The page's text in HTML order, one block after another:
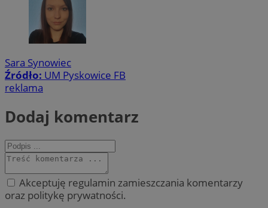
Sara Synowiec
Źródło: UM Pyskowice FB
reklama
Dodaj komentarz
Akceptuję regulamin zamieszczania komentarzy
oraz politykę prywatności.